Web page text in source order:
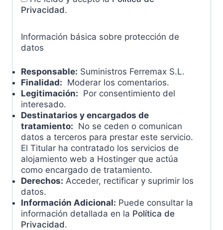
Privacidad.
Información básica sobre protección de
datos
Responsable: Suministros Ferremax S.L.
Finalidad: Moderar los comentarios.
Legitimación: Por consentimiento del
interesado.
Destinatarios y encargados de
tratamiento: No se ceden o comunican
datos a terceros para prestar este servicio.
El Titular ha contratado los servicios de
alojamiento web a Hostinger que actúa
como encargado de tratamiento.
Derechos: Acceder, rectificar y suprimir los
datos.
Información Adicional: Puede consultar la
información detallada en la Política de
Privacidad.